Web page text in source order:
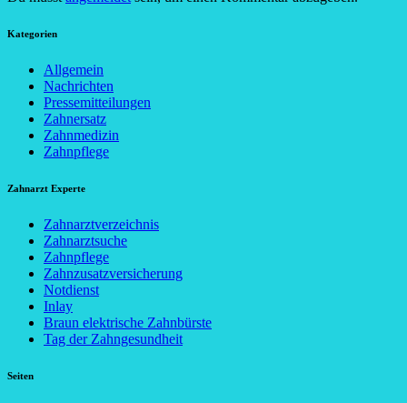
Kategorien
Allgemein
Nachrichten
Pressemitteilungen
Zahnersatz
Zahnmedizin
Zahnpflege
Zahnarzt Experte
Zahnarztverzeichnis
Zahnarztsuche
Zahnpflege
Zahnzusatzversicherung
Notdienst
Inlay
Braun elektrische Zahnbürste
Tag der Zahngesundheit
Seiten